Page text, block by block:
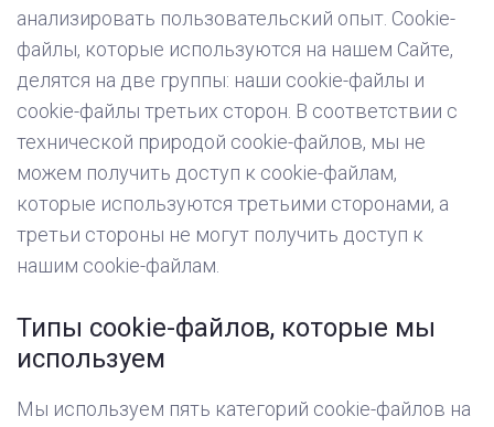
анализировать пользовательский опыт. Cookie-
файлы, которые используются на нашем Сайте,
делятся на две группы: наши cookie-файлы и
cookie-файлы третьих сторон. В соответствии с
технической природой cookie-файлов, мы не
можем получить доступ к cookie-файлам,
которые используются третьими сторонами, а
третьи стороны не могут получить доступ к
нашим cookie-файлам.
Типы cookie-файлов, которые мы
используем
Мы используем пять категорий cookie-файлов на